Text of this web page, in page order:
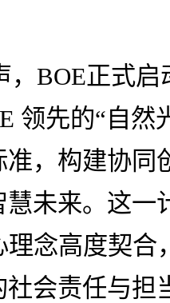
，BOE正式
领先的“自然
准，构建协同
慧未来。这一
理念高度契合
社会责任与担